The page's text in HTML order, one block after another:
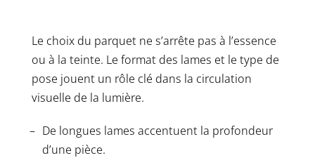
Le choix du parquet ne s’arrête pas à l’essence
ou à la teinte. Le format des lames et le type de
pose jouent un rôle clé dans la circulation
visuelle de la lumière.
De longues lames accentuent la profondeur
d’une pièce.